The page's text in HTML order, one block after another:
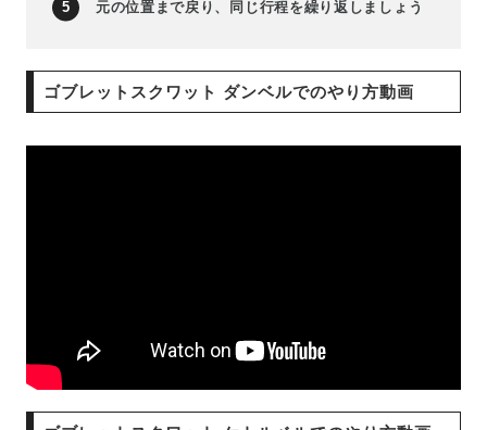
元の位置まで戻り、同じ行程を繰り返しましょう
ゴブレットスクワット ダンベルでのやり方動画